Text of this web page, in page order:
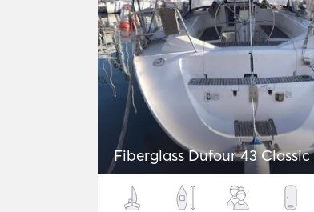
Fiberglass Dufour 43 Classic